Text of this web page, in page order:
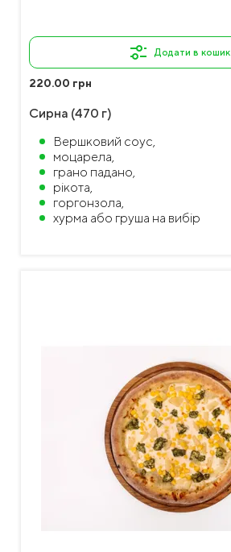
Додати в кошик
220.00 грн
Сирна (470 г)
Вершковий соус,
моцарела,
грано падано,
рікота,
горгонзола,
хурма або груша на вибір